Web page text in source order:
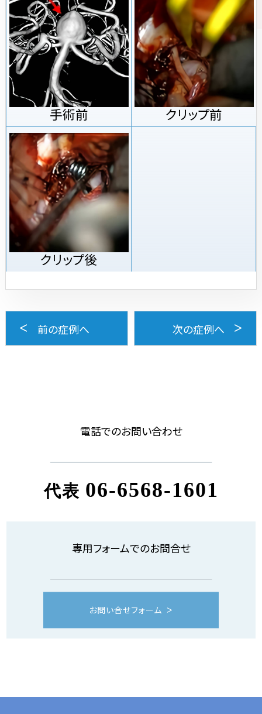
手術前 クリップ前
クリップ後
前の症例へ 次の症例へ
電話でのお問い合わせ
代表 06-6568-1601
専用フォームでのお問合せ
お問い合せフォーム